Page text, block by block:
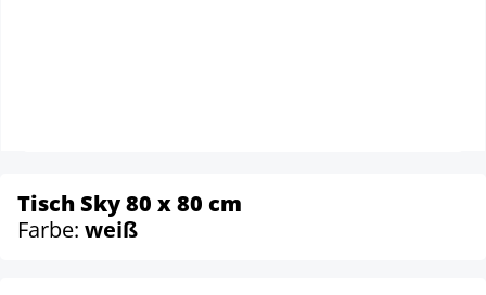
Tisch Sky 80 x 80 cm
Farbe: weiß